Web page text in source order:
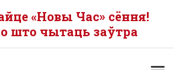
«Новы Час» сёння!
што чытаць заўтра